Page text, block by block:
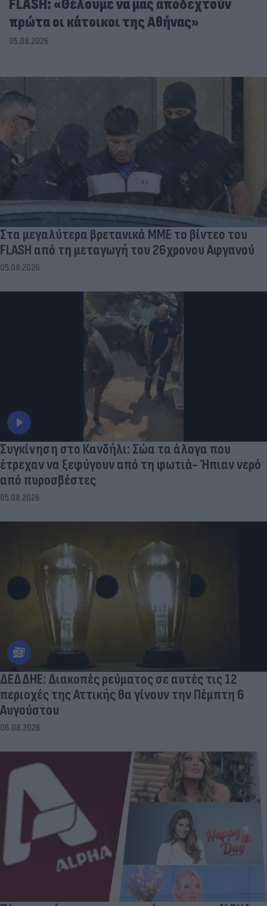
FLASH: «Θέλουμε να μας αποδεχτούν
πρώτα οι κάτοικοι της Αθήνας»
05.08.2026
Στα μεγαλύτερα βρετανικά ΜΜΕ το βίντεο του
FLASH από τη μεταγωγή του 26χρονου Αφγανού
05.08.2026
Συγκίνηση στο Κανδήλι: Σώα τα άλογα που
έτρεχαν να ξεφύγουν από τη φωτιά- Ήπιαν νερό
από πυροσβέστες
05.08.2026
ΔΕΔΔΗΕ: Διακοπές ρεύματος σε αυτές τις 12
περιοχές της Αττικής θα γίνουν την Πέμπτη 6
Αυγούστου
06.08.2026